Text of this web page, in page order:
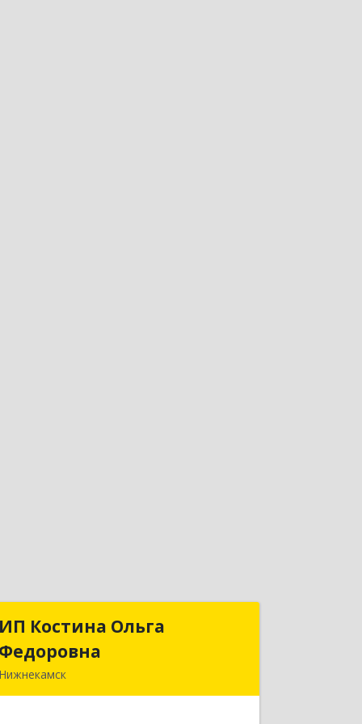
ИП Костина Ольга
Федоровна
Нижнекамск
ИП Костина Ольга